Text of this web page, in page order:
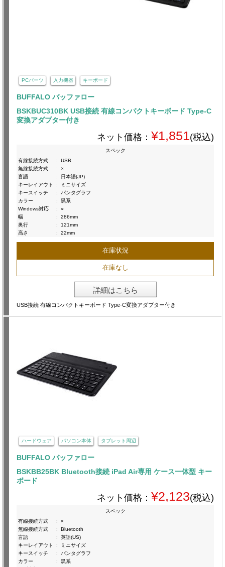
PCパーツ 入力機器 キーボード
BUFFALO バッファロー
BSKBUC310BK USB接続 有線コンパクトキーボード Type-C
変換アダプター付き
ネット価格： ¥1,851(税込)
スペック
有線接続方式
:
USB
無線接続方式
:
×
言語
:
日本語(JP)
キーレイアウト
:
ミニサイズ
キースイッチ
:
パンタグラフ
カラー
:
黒系
Windows対応
:
○
幅
:
286mm
奥行
:
121mm
高さ
: 22mm
在庫状況
在庫なし
詳細はこちら
USB接続 有線コンパクトキーボード Type-C変換アダプター付き
ハードウェア パソコン本体 タブレット周辺
BUFFALO バッファロー
BSKBB25BK Bluetooth接続 iPad Air専用 ケース一体型 キー
ボード
ネット価格： ¥2,123(税込)
スペック
有線接続方式
:
×
無線接続方式
:
Bluetooth
言語
:
英語(US)
キーレイアウト
:
ミニサイズ
キースイッチ
:
パンタグラフ
カラー
:
黒系